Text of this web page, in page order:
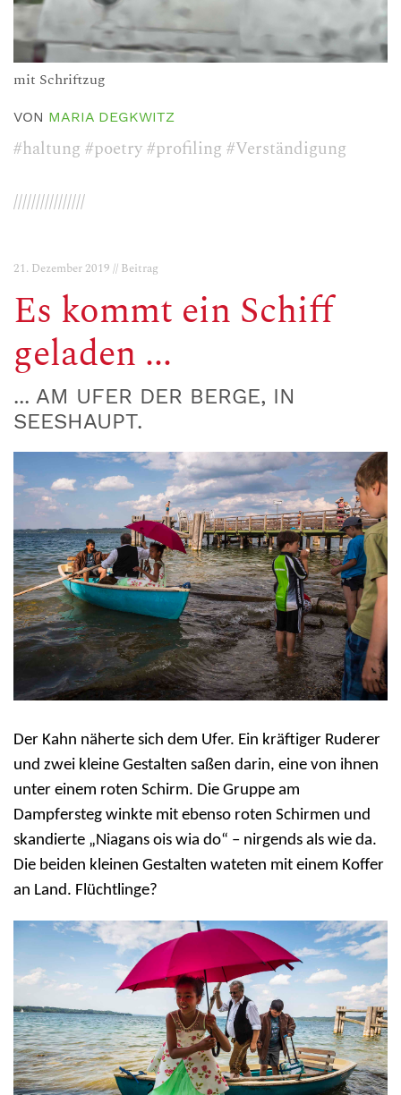
mit Schriftzug
VON MARIA DEGKWITZ
#haltung #poetry#profiling #Verständigung
////////////////
21. Dezember 2019 // Beitrag
Es kommt ein Schiff
geladen ...
... AM UFER DER BERGE, IN
SEESHAUPT.
Der Kahn näherte sich dem Ufer. Ein kräftiger Ruderer
und zwei kleine Gestalten saßen darin, eine von ihnen
unter einem roten Schirm. Die Gruppe am
Dampfersteg winkte mit ebenso roten Schirmen und
skandierte „Niagans ois wia do“ – nirgends als wie da.
Die beiden kleinen Gestalten wateten mit einem Koffer
an Land. Flüchtlinge?